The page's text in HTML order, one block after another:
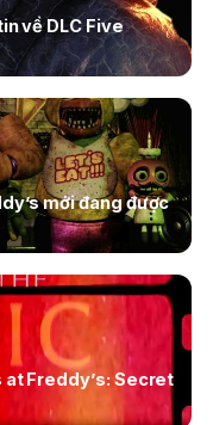
về DLC Five
mới đang được
at Freddy’s: Secret